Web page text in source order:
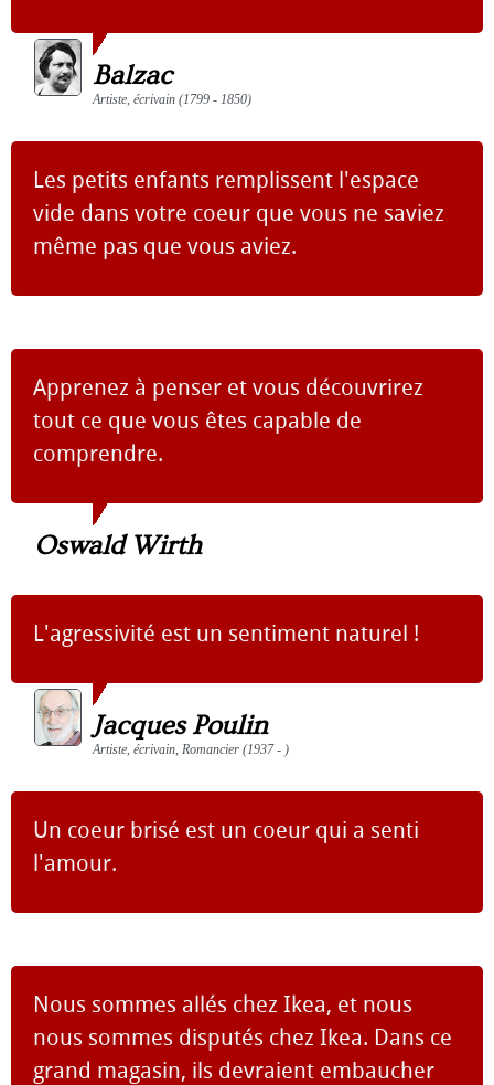
Balzac
Artiste, écrivain (1799 - 1850)
Les petits enfants remplissent l'espace
vide dans votre coeur que vous ne saviez
même pas que vous aviez.
Apprenez à penser et vous découvrirez
tout ce que vous êtes capable de
comprendre.
Oswald Wirth
L'agressivité est un sentiment naturel !
Jacques Poulin
Artiste, écrivain, Romancier (1937 - )
Un coeur brisé est un coeur qui a senti
l'amour.
Nous sommes allés chez Ikea, et nous
nous sommes disputés chez Ikea. Dans ce
grand magasin, ils devraient embaucher